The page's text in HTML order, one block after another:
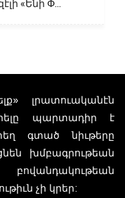
«Ենի Փ...
լրատուականէն
պարտադիր է
տեղ գտած նիւթերը
խմբագրութեան
բովանդակութեան
չի կրեր: